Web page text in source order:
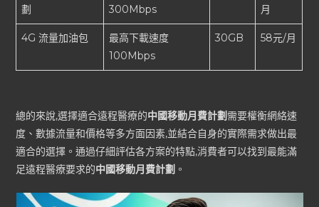
劃
300Mbps
月
4G 流量加油包
最高下載速度
100Mbps
30GB 58元/月
總的來說,選擇適合遠程醫療的中國移動月費計劃 需要權衡網絡速
度、數據流量和價格等多方面因素,並結合自身的實際需求做出最
適合的選擇。通過仔細評估各方案的特點,消費者可以找到最能滿
足遠程醫療要求的中國移動月費計劃 。